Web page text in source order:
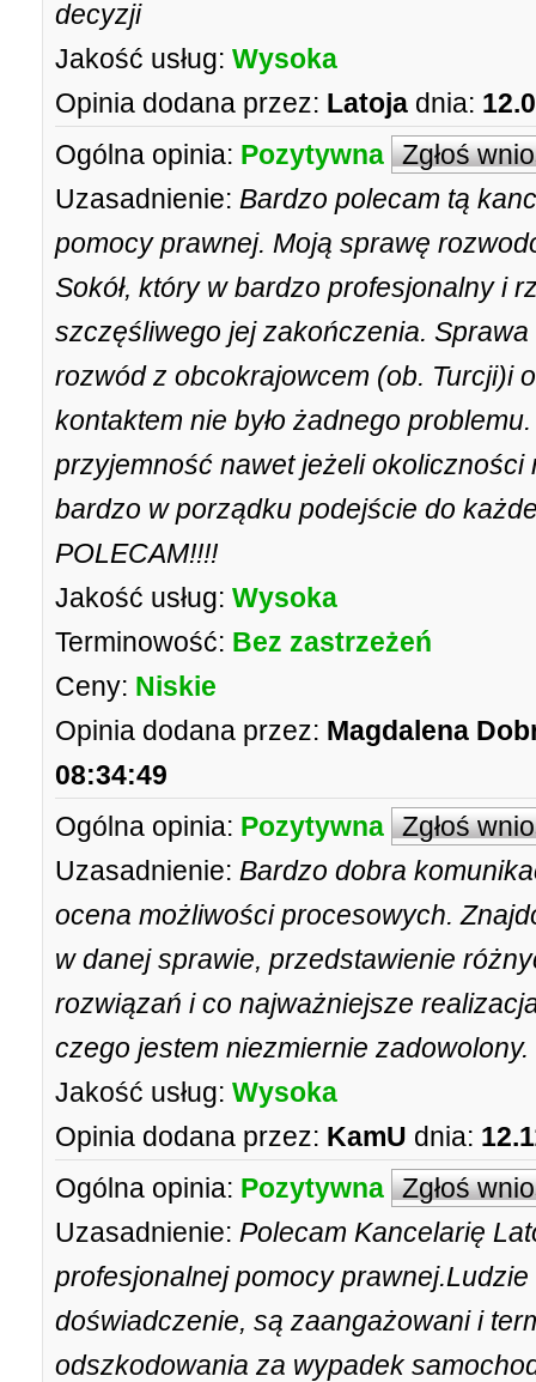
decyzji
Jakość usług: Wysoka
Opinia dodana przez: Latoja dnia:
Ogólna opinia: Pozytywna Zgłoś
Uzasadnienie: Bardzo polecam tą
pomocy prawnej. Moją sprawę
Sokół, który w bardzo profesjonalny i
szczęśliwego jej zakończenia. Sprawa
rozwód z obcokrajowcem (ob. Turcji)i
kontaktem nie było żadnego
przyjemność nawet jeżeli
bardzo w porządku podejście do
POLECAM!!!!
Jakość usług: Wysoka
Terminowość: Bez zastrzeżeń
Ceny: Niskie
Opinia dodana przez: Magdalena
08:34:49
Ogólna opinia: Pozytywna Zgłoś
Uzasadnienie: Bardzo dobra
ocena możliwości procesowych.
w danej sprawie, przedstawienie
rozwiązań i co najważniejsze
czego jestem niezmiernie zadowolony.
Jakość usług: Wysoka
Opinia dodana przez: KamU dnia:
Ogólna opinia: Pozytywna Zgłoś
Uzasadnienie: Polecam Kancelarię
profesjonalnej pomocy
doświadczenie, są zaangażowani i
odszkodowania za wypadek